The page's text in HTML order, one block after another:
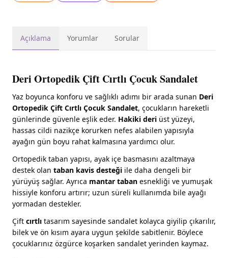
Açıklama Yorumlar Sorular
Deri Ortopedik Çift Cırtlı Çocuk Sandalet
Yaz boyunca konforu ve sağlıklı adımı bir arada sunan Deri
Ortopedik Çift Cırtlı Çocuk Sandalet, çocukların hareketli
günlerinde güvenle eşlik eder. Hakiki deri üst yüzeyi,
hassas cildi nazikçe korurken nefes alabilen yapısıyla
ayağın gün boyu rahat kalmasına yardımcı olur.
Ortopedik taban yapısı, ayak içe basmasını azaltmaya
destek olan taban kavis desteği ile daha dengeli bir
yürüyüş sağlar. Ayrıca mantar taban esnekliği ve yumuşak
hissiyle konforu artırır; uzun süreli kullanımda bile ayağı
yormadan destekler.
Çift cırtlı tasarım sayesinde sandalet kolayca giyilip çıkarılır,
bilek ve ön kısım ayara uygun şekilde sabitlenir. Böylece
çocuklarınız özgürce koşarken sandalet yerinden kaymaz.